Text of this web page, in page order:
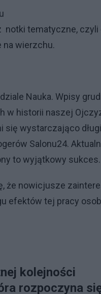
notki tematyczne, czyli
wierzchu.
Nauka. Wpisy
w historii naszej
się wystarczająco
Salonu24.
to wyjątkowy sukces.
że nowicjusze
efektów tej pracy
kolejności
rozpoczyna